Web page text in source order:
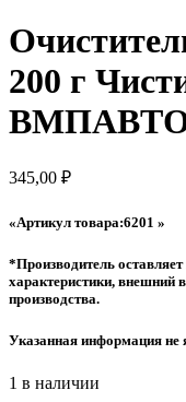
200 г
345,00 ₽
«Артикул товара:6201 »
*Производитель
характеристики, внешний
производства.
Указанная информация не
1 в наличии